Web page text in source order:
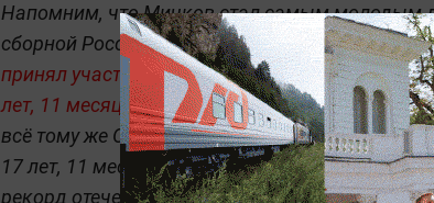
Напомним, что Мичков стал самым молодым
сборной России по хоккею и всего
принял участие в матче Кубка Карьяла
лет, 11 месяцев и двух дней. До этого рекорд
всё тому же Овечкину, сыгравшему за
17 лет, 11 месяцев и 15 дней. Кроме того,
рекорд отечественного хоккея,